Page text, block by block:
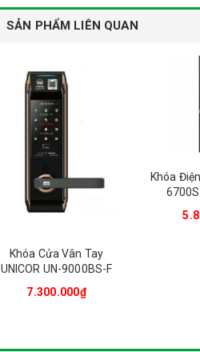
SẢN PHẨM LIÊN QUAN
Khóa Cửa Vân Tay
UNICOR UN-9000BS-F
7.300.000₫
Khóa